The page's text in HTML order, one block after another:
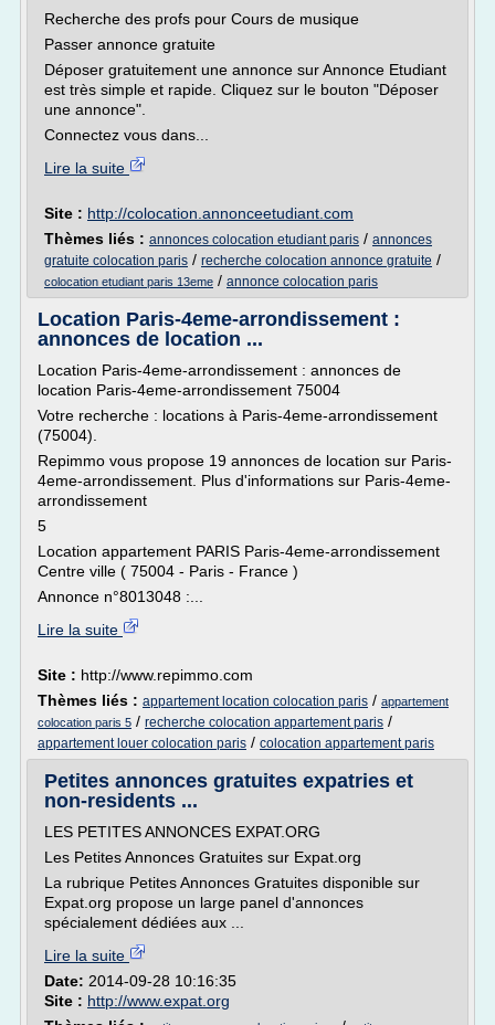
Recherche des profs pour Cours de musique
Passer annonce gratuite
Déposer gratuitement une annonce sur Annonce Etudiant
est très simple et rapide. Cliquez sur le bouton "Déposer
une annonce".
Connectez vous dans...
Lire la suite
Site : http://colocation.annonceetudiant.com
Thèmes liés : annonces colocation etudiant paris / annonces
gratuite colocation paris / recherche colocation annonce gratuite /
colocation etudiant paris 13eme / annonce colocation paris
Location Paris-4eme-arrondissement :
annonces de location ...
Location Paris-4eme-arrondissement : annonces de
location Paris-4eme-arrondissement 75004
Votre recherche : locations à Paris-4eme-arrondissement
(75004).
Repimmo vous propose 19 annonces de location sur Paris-
4eme-arrondissement. Plus d'informations sur Paris-4eme-
arrondissement
5
Location appartement PARIS Paris-4eme-arrondissement
Centre ville ( 75004 - Paris - France )
Annonce n°8013048 :...
Lire la suite
Site : http://www.repimmo.com
Thèmes liés : appartement location colocation paris / appartement
colocation paris 5 / recherche colocation appartement paris /
appartement louer colocation paris / colocation appartement paris
Petites annonces gratuites expatries et
non-residents ...
LES PETITES ANNONCES EXPAT.ORG
Les Petites Annonces Gratuites sur Expat.org
La rubrique Petites Annonces Gratuites disponible sur
Expat.org propose un large panel d'annonces
spécialement dédiées aux ...
Lire la suite
Date: 2014-09-28 10:16:35
Site : http://www.expat.org